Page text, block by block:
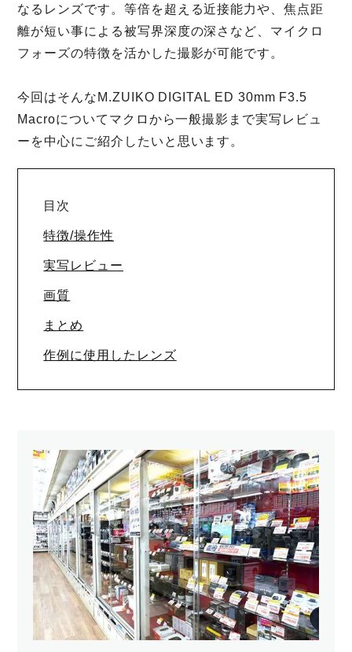
なるレンズです。等倍を超える近接能力や、焦点距
離が短い事による被写界深度の深さなど、マイクロ
フォーズの特徴を活かした撮影が可能です。
今回はそんなM.ZUIKO DIGITAL ED 30mm F3.5
Macroについてマクロから一般撮影まで実写レビュ
ーを中心にご紹介したいと思います。
目次
特徴/操作性
実写レビュー
画質
まとめ
作例に使用したレンズ